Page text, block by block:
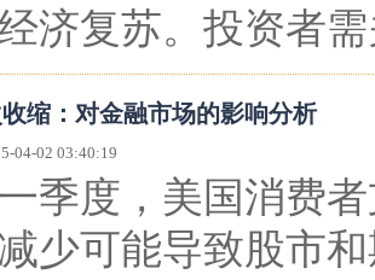
济复苏。投资者
缩：对金融市场的影响分析
04-02 03:40:19
季度，美国消费
少可能导致股市